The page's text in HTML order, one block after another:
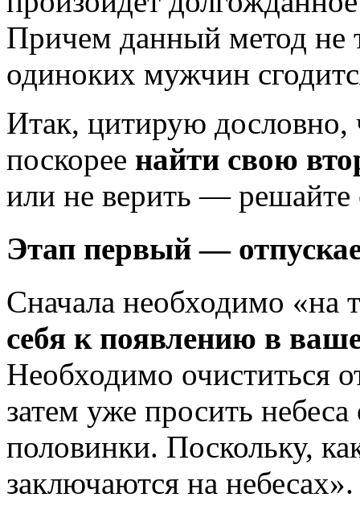
Причем данный метод не
одиноких мужчин
Итак, цитирую дословно,
поскорее найти свою
или не верить — решайте
Этап первый —
Сначала необходимо «на
себя к появлению в
Необходимо очиститься
затем уже просить
половинки. Поскольку,
заключаются на небесах».